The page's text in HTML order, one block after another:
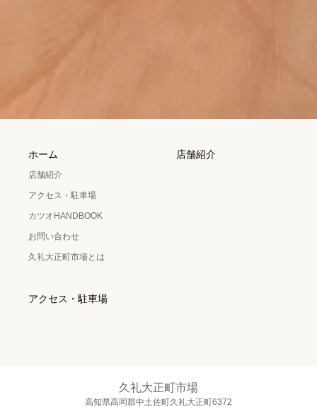
ホーム
店舗紹介
アクセス・駐車場
カツオHANDBOOK
お問い合わせ
久礼大正町市場とは
店舗紹介
アクセス・駐車場
久礼大正町市場
高知県高岡郡中土佐町久礼大正町6372